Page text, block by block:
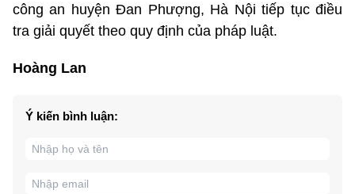
công an huyện Đan Phượng, Hà Nội tiếp tục điều
tra giải quyết theo quy định của pháp luật.
Hoàng Lan
Ý kiến bình luận: